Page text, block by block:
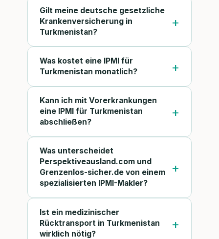
Gilt meine deutsche gesetzliche
Krankenversicherung in
Turkmenistan?
Was kostet eine IPMI für
Turkmenistan monatlich?
Kann ich mit Vorerkrankungen
eine IPMI für Turkmenistan
abschließen?
Was unterscheidet
Perspektiveausland.com und
Grenzenlos-sicher.de von einem
spezialisierten IPMI-Makler?
Ist ein medizinischer
Rücktransport in Turkmenistan
wirklich nötig?